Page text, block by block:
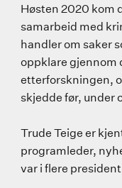
Høsten 2020 kom
samarbeid med
handler om saker
oppklare gjennom
etterforskningen,
skjedde før, under
Trude Teige er
programleder,
var i flere